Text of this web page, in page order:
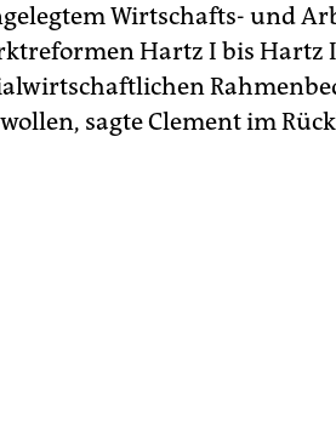
Wirtschafts- und
Hartz I bis Hartz
sagte Clement im